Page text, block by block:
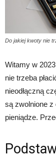
Do jakiej kwoty nie
Witamy w
nie trzeba
nieodłączną
są zwolnione
pieniądze.